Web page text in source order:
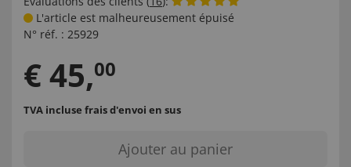
L'article est malheureusement épuisé
N° réf. : 25929
€45,00
TVA incluse frais d'envoi en sus
Ajouter au panier